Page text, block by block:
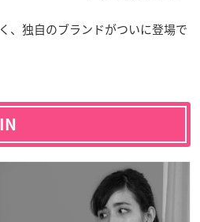
、独自のブランドがついに登場で